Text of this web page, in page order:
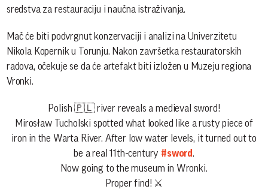
sredstva za restauraciju i naučna istraživanja.
Mač će biti podvrgnut konzervaciji i analizi na Univerzitetu
Nikola Kopernik u Torunju. Nakon završetka restauratorskih
radova, očekuje se da će artefakt biti izložen u Muzeju regiona
Vronki.
Polish 🇵🇱 river reveals a medieval sword!
Mirosław Tucholski spotted what looked like a rusty piece of
iron in the Warta River. After low water levels, it turned out to
be a real 11th-century #sword.
Now going to the museum in Wronki.
Proper find! ⚔️